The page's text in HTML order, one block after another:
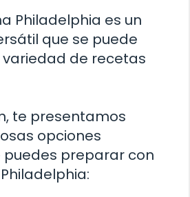
Philadelphia es un
que se puede
variedad de recetas
te presentamos
opciones
puedes preparar con